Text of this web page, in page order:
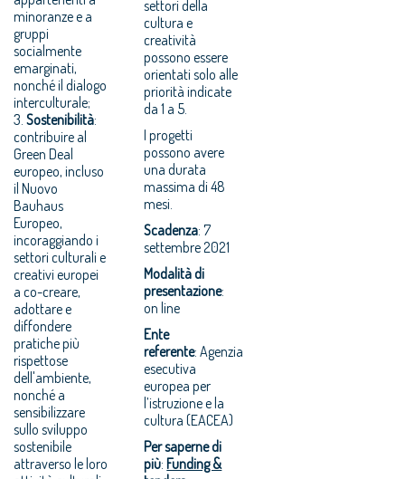
minoranze e a
gruppi
socialmente
emarginati,
nonché il dialogo
interculturale;
3. Sostenibilità:
contribuire al
Green Deal
europeo, incluso
il Nuovo
Bauhaus
Europeo,
incoraggiando i
settori culturali e
creativi europei
a co-creare,
adottare e
diffondere
pratiche più
rispettose
dell'ambiente,
nonché a
sensibilizzare
sullo sviluppo
sostenibile
attraverso le loro
settori della
cultura e
creatività
possono essere
orientati solo alle
priorità indicate
da 1 a 5.
I progetti
possono avere
una durata
massima di 48
mesi.
Scadenza: 7
settembre 2021
Modalità di
presentazione:
on line
Ente
referente: Agenzia
esecutiva
europea per
l’istruzione e la
cultura (EACEA)
Per saperne di
più:Funding &